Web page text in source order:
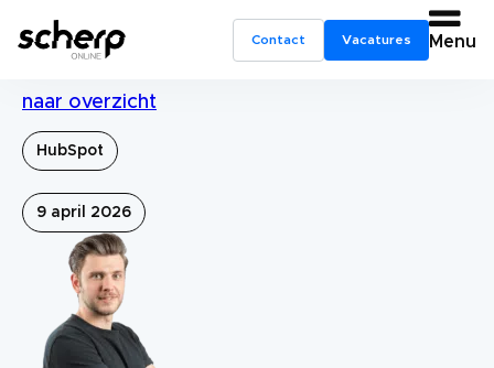
Contact Vacatures Menu
naar overzicht
HubSpot
9 april 2026